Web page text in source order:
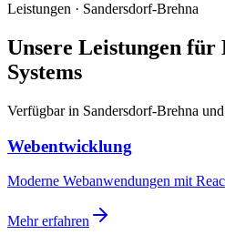
Leistungen · Sandersdorf-Brehna
Unsere Leistungen für
Systems
Verfügbar in Sandersdorf-Brehna
Webentwicklung
Moderne Webanwendungen mit
Mehr erfahren